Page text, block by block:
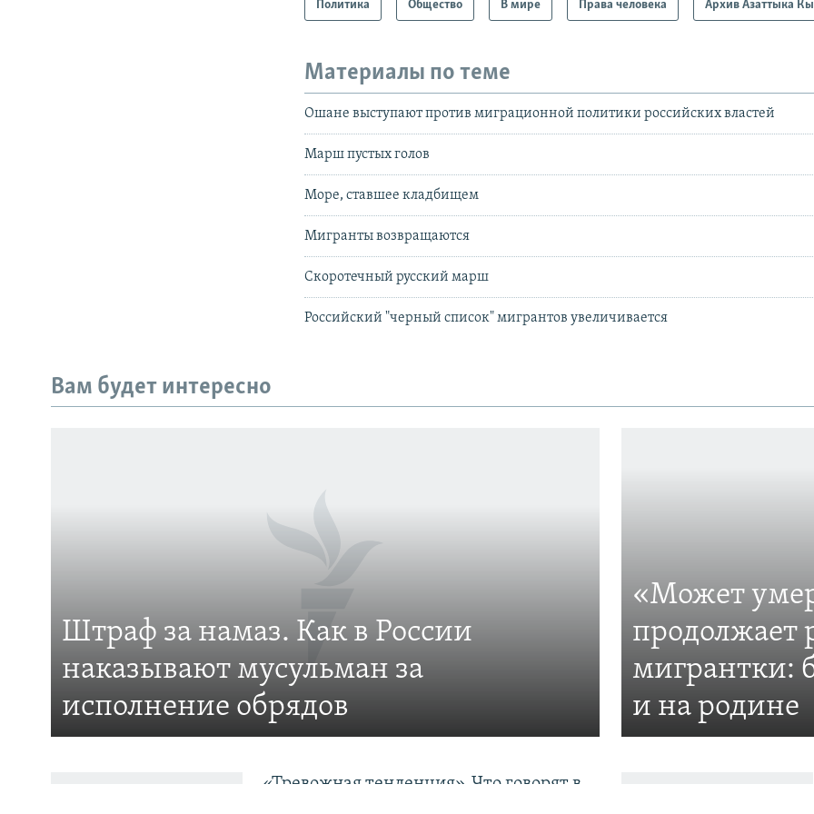
Политика Общество В мире Права человека Архив Азаттыка
Материалы по теме
Ошане выступают против миграционной политики российских властей
Марш пустых голов
Море, ставшее кладбищем
Мигранты возвращаются
Скоротечный русский марш
Российский "черный список" мигрантов увеличивается
Вам будет интересно
Штраф за намаз. Как в России
наказывают мусульман за
исполнение обрядов
«Может
продолжает
мигрантки:
и на родине
«Тревожная тенденция». Что говорят в